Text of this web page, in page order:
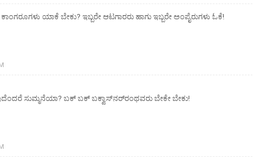
ಯಾಕೆ ಬೇಕು? ಇಬ್ಬರೇ ಆಟಗಾರರು ಹಾಗು ಇಬ್ಬರೇ ಅಂಪೈರುಗಳು ಓಕೆ!
ಸುಮ್ಮನೆಯಾ? ಬಕ್ ಬಕ್ ಬಕ್ವಾಸ್‌ನರ್‌ರಂಥವರು ಬೇಕೇ ಬೇಕು!